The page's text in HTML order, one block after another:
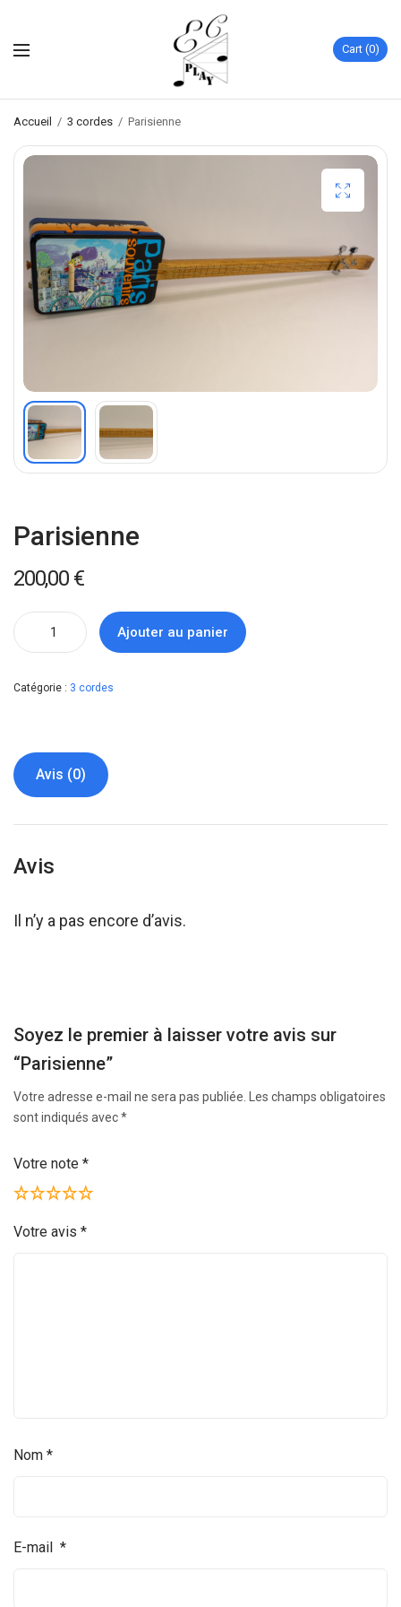
Cart 0
Accueil / 3 cordes / Parisienne
Parisienne
200,00 €
Ajouter au panier
Catégorie : 3 cordes
Avis (0)
Avis
Il n’y a pas encore d’avis.
Soyez le premier à laisser votre avis sur
“Parisienne”
Votre adresse e-mail ne sera pas publiée. Les champs obligatoires
sont indiqués avec*
Votre note *
Votre avis*
Nom*
E-mail*